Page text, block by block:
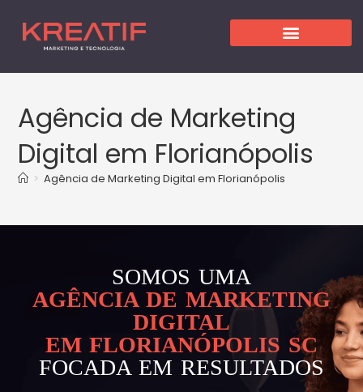
Agência de Marketing
Digital em Florianópolis
> Agência de Marketing Digital em Florianópolis
SOMOS UMA
AGÊNCIA DE MARKETING
DIGITAL
EM FLORIANÓPOLIS SC
FOCADA EM RESULTADOS